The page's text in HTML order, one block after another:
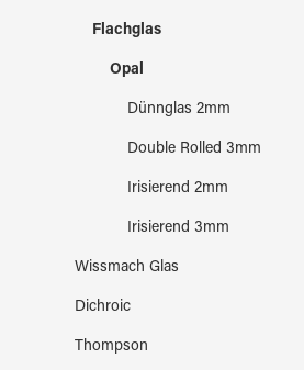
Flachglas
Opal
Dünnglas 2mm
Double Rolled 3mm
Irisierend 2mm
Irisierend 3mm
Wissmach Glas
Dichroic
Thompson